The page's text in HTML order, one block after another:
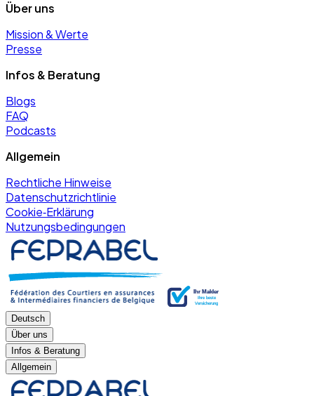
Über uns
Mission & Werte
Presse
Infos & Beratung
Blogs
FAQ
Podcasts
Allgemein
Rechtliche Hinweise
Datenschutzrichtlinie
Cookie‑Erklärung
Nutzungsbedingungen
Deutsch
Über uns
Infos & Beratung
Allgemein